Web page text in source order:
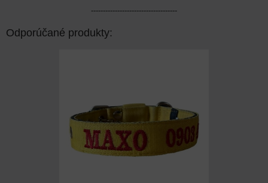
------------------------------------
Odporúčané produkty: